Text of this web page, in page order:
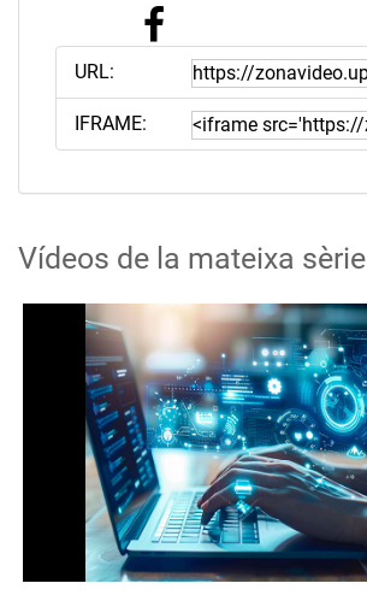
URL:
IFRAME:
Vídeos de la mateixa sèrie